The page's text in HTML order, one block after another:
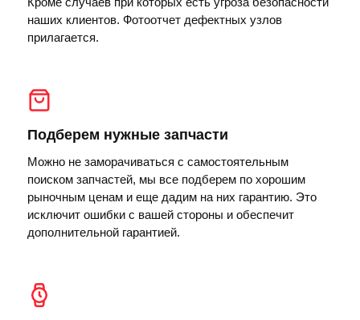
наших клиентов. Фотоотчет дефектных узлов
прилагается.
Подберем нужные запчасти
Можно не заморачиваться с самостоятельным
поиском запчастей, мы все подберем по хорошим
рыночным ценам и еще дадим на них гарантию. Это
исключит ошибки с вашей стороны и обеспечит
дополнительной гарантией.